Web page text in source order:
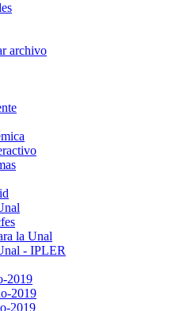
archivo
la Unal
- IPLER
2019
2019
2019